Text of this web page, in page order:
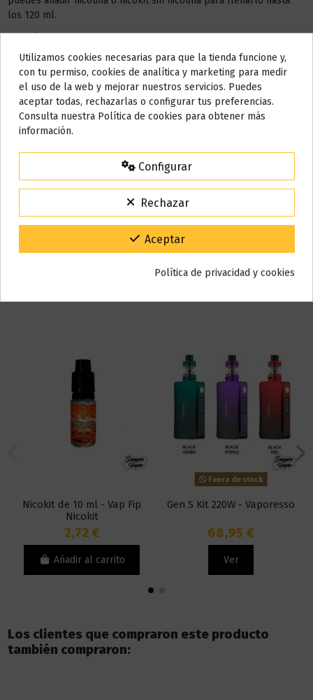
los 120 ml.
Este líquido no contiene nicotina, si deseas a conseguir 3 mg de
nicotina debes añadir 2 NICOKITde 10 ml con 20 mg de
nicotina/ml.
AÑADIR NICOKIT DE 3 MG
Detalles del producto
Reseñas (0)
Nicokit de 10 ml - Vap Fip
Nicokit
2,72 €
Añadir al carrito
Fuera de stock
Gen S Kit 220W - Vaporesso
68,95 €
Ver
Los clientes que compraron este producto
también compraron:
Do not show again.
AVISO IMPORTANTE
Nos tomamos unos días
Todos los pedidos realizados desde el
15% de descuento
Para agradecerte la espera durante estos días.
Código:VACACIONES15
Gracias por tu paciencia y por seguir confiando en nosotros.
Utilizamos cookies necesarias para que la tienda funcione y,
con tu permiso, cookies de analítica y marketing para medir
el uso de la web y mejorar nuestros servicios. Puedes
aceptar todas, rechazarlas o configurar tus preferencias.
Consulta nuestra Política de cookies para obtener más
información.
Configurar
Rechazar
Aceptar
Política de privacidad y cookies